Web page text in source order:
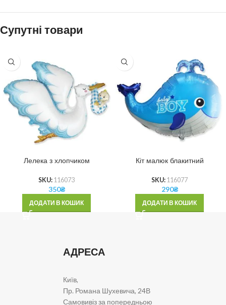
Супутні товари
Лелека з хлопчиком
SKU: 116073
350₴
ДОДАТИ В КОШИК
Кіт малюк блакитний
SKU: 116077
290₴
ДОДАТИ В КОШИК
АДРЕСА
Київ,
Пр. Романа Шухевича, 24В
Самовивіз за попередньою